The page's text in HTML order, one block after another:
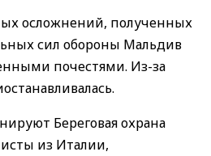
осложнений, полученных
сил обороны Мальдив
почестями. Из-за
Береговая охрана
из Италии,